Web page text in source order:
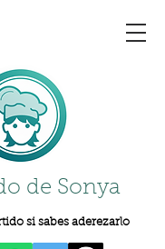
de Sonya
si sabes aderezarlo